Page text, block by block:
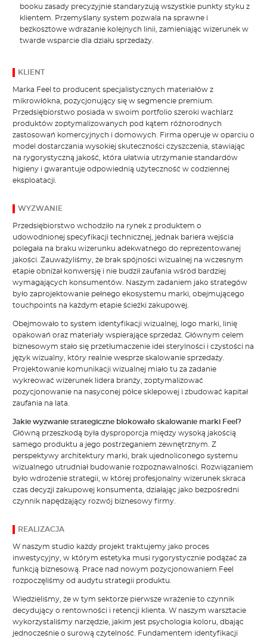
booku zasady precyzyjnie standaryzują wszystkie punkty styku z
klientem. Przemyślany system pozwala na sprawne i
bezkosztowe wdrażanie kolejnych linii, zamieniając wizerunek w
twarde wsparcie dla działu sprzedaży.
KLIENT
Marka Feel to producent specjalistycznych materiałów z
mikrowłókna, pozycjonujący się w segmencie premium.
Przedsiębiorstwo posiada w swoim portfolio szeroki wachlarz
produktów zoptymalizowanych pod kątem różnorodnych
zastosowań komercyjnych i domowych. Firma operuje w oparciu o
model dostarczania wysokiej skuteczności czyszczenia, stawiając
na rygorystyczną jakość, która ułatwia utrzymanie standardów
higieny i gwarantuje odpowiednią użyteczność w codziennej
eksploatacji.
WYZWANIE
Przedsiębiorstwo wchodziło na rynek z produktem o
udowodnionej specyfikacji technicznej, jednak bariera wejścia
polegała na braku wizerunku adekwatnego do reprezentowanej
jakości. Zauważyliśmy, że brak spójności wizualnej na wczesnym
etapie obniżał konwersję i nie budził zaufania wśród bardziej
wymagających konsumentów. Naszym zadaniem jako strategów
było zaprojektowanie pełnego ekosystemu marki, obejmującego
touchpoints na każdym etapie ścieżki zakupowej.
Obejmowało to system identyfikacji wizualnej, logo marki, linię
opakowań oraz materiały wspierające sprzedaż. Głównym celem
biznesowym stało się przetłumaczenie idei sterylności i czystości na
język wizualny, który realnie wesprze skalowanie sprzedaży.
Projektowanie komunikacji wizualnej miało tu za zadanie
wykreować wizerunek lidera branży, zoptymalizować
pozycjonowanie na nasyconej półce sklepowej i zbudować kapitał
zaufania na lata.
Jakie wyzwanie strategiczne blokowało skalowanie marki Feel?
Główną przeszkodą była dysproporcja między wysoką jakością
samego produktu a jego postrzeganiem zewnętrznym. Z
perspektywy architektury marki, brak ujednoliconego systemu
wizualnego utrudniał budowanie rozpoznawalności. Rozwiązaniem
było wdrożenie strategii, w której profesjonalny wizerunek skraca
czas decyzji zakupowej konsumenta, działając jako bezpośredni
czynnik napędzający rozwój biznesowy firmy.
REALIZACJA
W naszym studio każdy projekt traktujemy jako proces
inwestycyjny, w którym estetyka musi rygorystycznie podążać za
funkcją biznesową. Prace nad nowym pozycjonowaniem Feel
rozpoczęliśmy od audytu strategii produktu.
Wiedzieliśmy, że w tym sektorze pierwsze wrażenie to czynnik
decydujący o rentowności i retencji klienta. W naszym warsztacie
wykorzystaliśmy narzędzie, jakim jest psychologia koloru, dbając
jednocześnie o surową czytelność. Fundamentem identyfikacji